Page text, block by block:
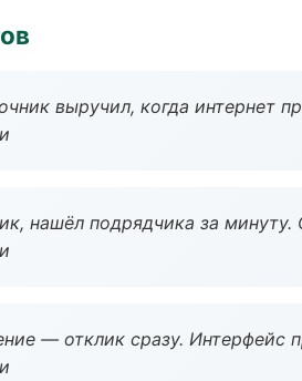
выручил, когда интернет
нашёл подрядчика за
— отклик сразу. Интерфейс